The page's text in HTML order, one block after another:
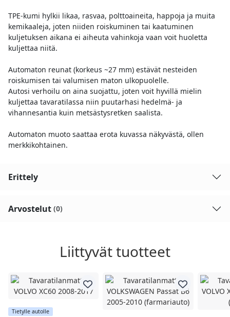
TPE-kumi hylkii likaa, rasvaa, polttoaineita, happoja ja muita
kemikaaleja, joten niiden roiskuminen tai kaatuminen
kuljetuksen aikana ei aiheuta vahinkoja vaan voit huoletta
kuljettaa niitä.
Automaton reunat (korkeus ~27 mm) estävät nesteiden
roiskumisen tai valumisen maton ulkopuolelle.
Autosi verhoilu on aina suojattu, joten voit hyvillä mielin
kuljettaa tavaratilassa niin puutarhasi hedelmä- ja
vihannesantia kuin metsästysretken saalista.
Automaton muoto saattaa erota kuvassa näkyvästä, ollen
merkkikohtainen.
Erittely
Arvostelut (0)
Liittyvät tuotteet
Tietylle autolle